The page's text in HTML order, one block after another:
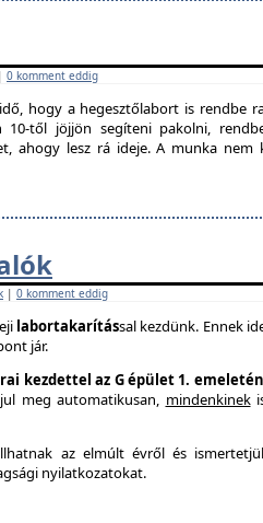
| 0 komment eddig
hogy a hegesztőlabort is rendbe
től jöjjön segíteni pakolni,
ahogy lesz rá ideje. A munka nem
| 0 komment eddig
labortakarítással kezdünk. Ennek
jár.
kezdettel az G épület 1. emeletén
meg automatikusan, mindenkinek
az elmúlt évről és
nyilatkozatokat.